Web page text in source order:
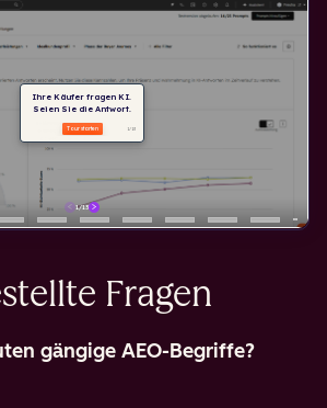
Fragen
gängige AEO-Begriffe?